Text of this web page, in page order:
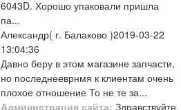
6043D. Хорошо упаковали пришла
па...
Александр( г. Балаково )2019-03-22
13:04:36
Давно беру в этом магазине запчасти,
но последнееврнмя к клиентам очень
плохое отношение То не те за...
Администрация сайта: Здравствуйте,